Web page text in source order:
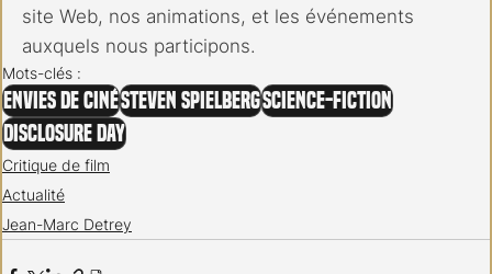
site Web, nos animations, et les événements
auxquels nous participons.
Mots-clés :
Envies de cinéSteven SpielbergScience-fiction
Disclosure Day
Critique de film
Actualité
Jean-Marc Detrey